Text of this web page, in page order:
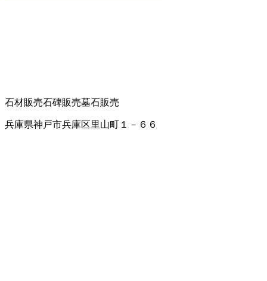
石材販売石碑販売墓石販売
兵庫県神戸市兵庫区里山町１－６６